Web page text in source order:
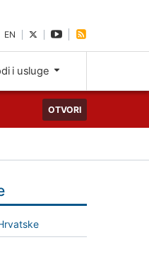
EN
i usluge
OTVORI